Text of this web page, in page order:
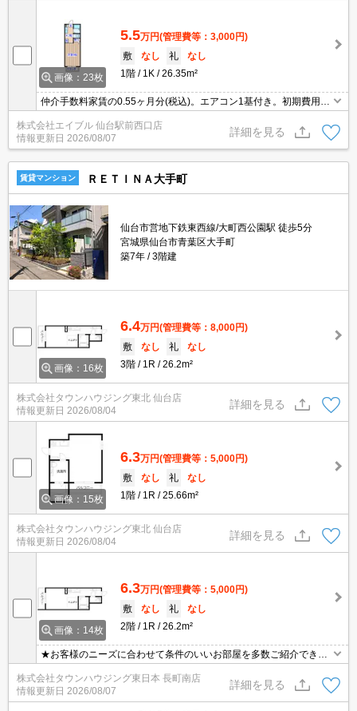
画像：23枚
5.5万円(管理費等：3,000円)
敷
なし 礼
なし
1階
1K 26.35m²
仲介手数料家賃の0.55ヶ月分(税込)。エアコン1基付き。初期費用カ
ード払い可。引越会社貸主指定。バス・トイレ別。室内に洗濯機置
場あり。都市ガス使用。温水洗浄便座付き。システムキッチン。
株式会社エイブル 仙台駅前西口店
情報更新日 2026/08/07
詳細を見る
賃貸マンション ＲＥＴＩＮＡ大手町
仙台市営地下鉄東西線/大町西公園駅 徒歩5分
宮城県仙台市青葉区大手町
築7年
3階建
画像：16枚
6.4万円(管理費等：8,000円)
敷
なし 礼
なし
3階
1R 26.2m²
株式会社タウンハウジング東北 仙台店
情報更新日 2026/08/04
詳細を見る
画像：15枚
6.3万円(管理費等：5,000円)
敷
なし 礼
なし
1階
1R 25.66m²
株式会社タウンハウジング東北 仙台店
情報更新日 2026/08/04
詳細を見る
画像：14枚
6.3万円(管理費等：5,000円)
敷
なし 礼
なし
2階
1R 26.2m²
★お客様のニーズに合わせて条件のいいお部屋を多数ご紹介できま
す★賃貸物件のお部屋探しはタウンハウジングへ
株式会社タウンハウジング東日本 長町南店
情報更新日 2026/08/07
詳細を見る